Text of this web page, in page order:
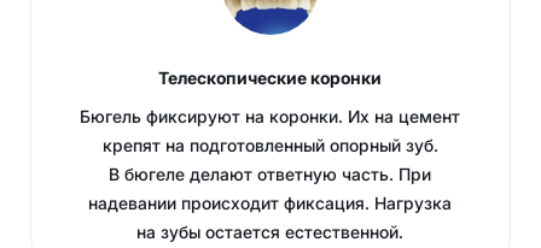
Телескопические коронки
Бюгель фиксируют на коронки. Их на цемент
крепят на подготовленный опорный зуб.
В бюгеле делают ответную часть. При
надевании происходит фиксация. Нагрузка
на зубы остается естественной.